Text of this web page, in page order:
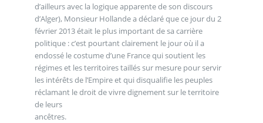
d’ailleurs avec la logique apparente de son discours
d’Alger), Monsieur Hollande a déclaré que ce jour du 2
février 2013 était le plus important de sa carrière
politique : c’est pourtant clairement le jour où il a
endossé le costume d’une France qui soutient les
régimes et les territoires taillés sur mesure pour servir
les intérêts de l’Empire et qui disqualifie les peuples
réclamant le droit de vivre dignement sur le territoire
de leurs
ancêtres.